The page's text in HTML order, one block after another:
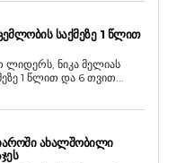
ᲡᲐᲥᲛᲔᲖᲔ 1 ᲬᲚᲘᲗ
ნიკა მელიას
1 წლით და 6 თვით...
ᲐᲮᲐᲚᲨᲝᲑᲘᲚᲘ